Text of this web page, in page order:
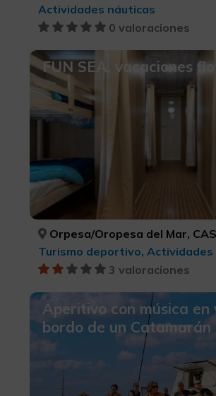
Actividades náuticas
0 valoraciones
FUN SEA, vacaciones
Orpesa/Oropesa del Mar, CASTELLÓ/
Turismo deportivo, Actividades
3 valoraciones
Aperitivo con música en
bordo de un Catamarán